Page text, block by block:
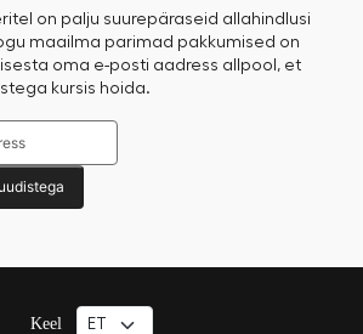
on palju suurepäraseid allahindlusi
maailma parimad pakkumised on
oma e-posti aadress allpool, et
kursis hoida.
Keel